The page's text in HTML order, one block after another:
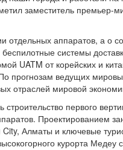
заместитель премьер-
отдельных аппаратов, а о
системы
UATM от корейских и
прогнозам ведущих
отраслей мировой
первого
Проектированием
Алматы и ключевые
курорта Медеу